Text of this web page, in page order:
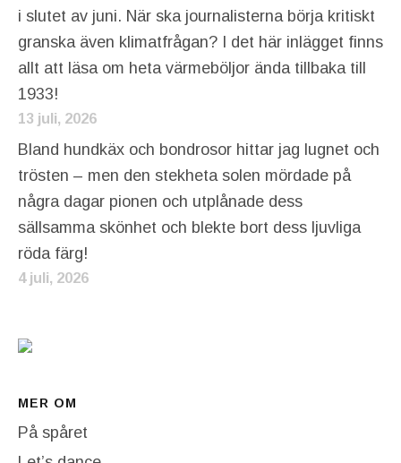
i slutet av juni. När ska journalisterna börja kritiskt
granska även klimatfrågan? I det här inlägget finns
allt att läsa om heta värmeböljor ända tillbaka till
1933!
13 juli, 2026
Bland hundkäx och bondrosor hittar jag lugnet och
trösten – men den stekheta solen mördade på
några dagar pionen och utplånade dess
sällsamma skönhet och blekte bort dess ljuvliga
röda färg!
4 juli, 2026
MER OM
På spåret